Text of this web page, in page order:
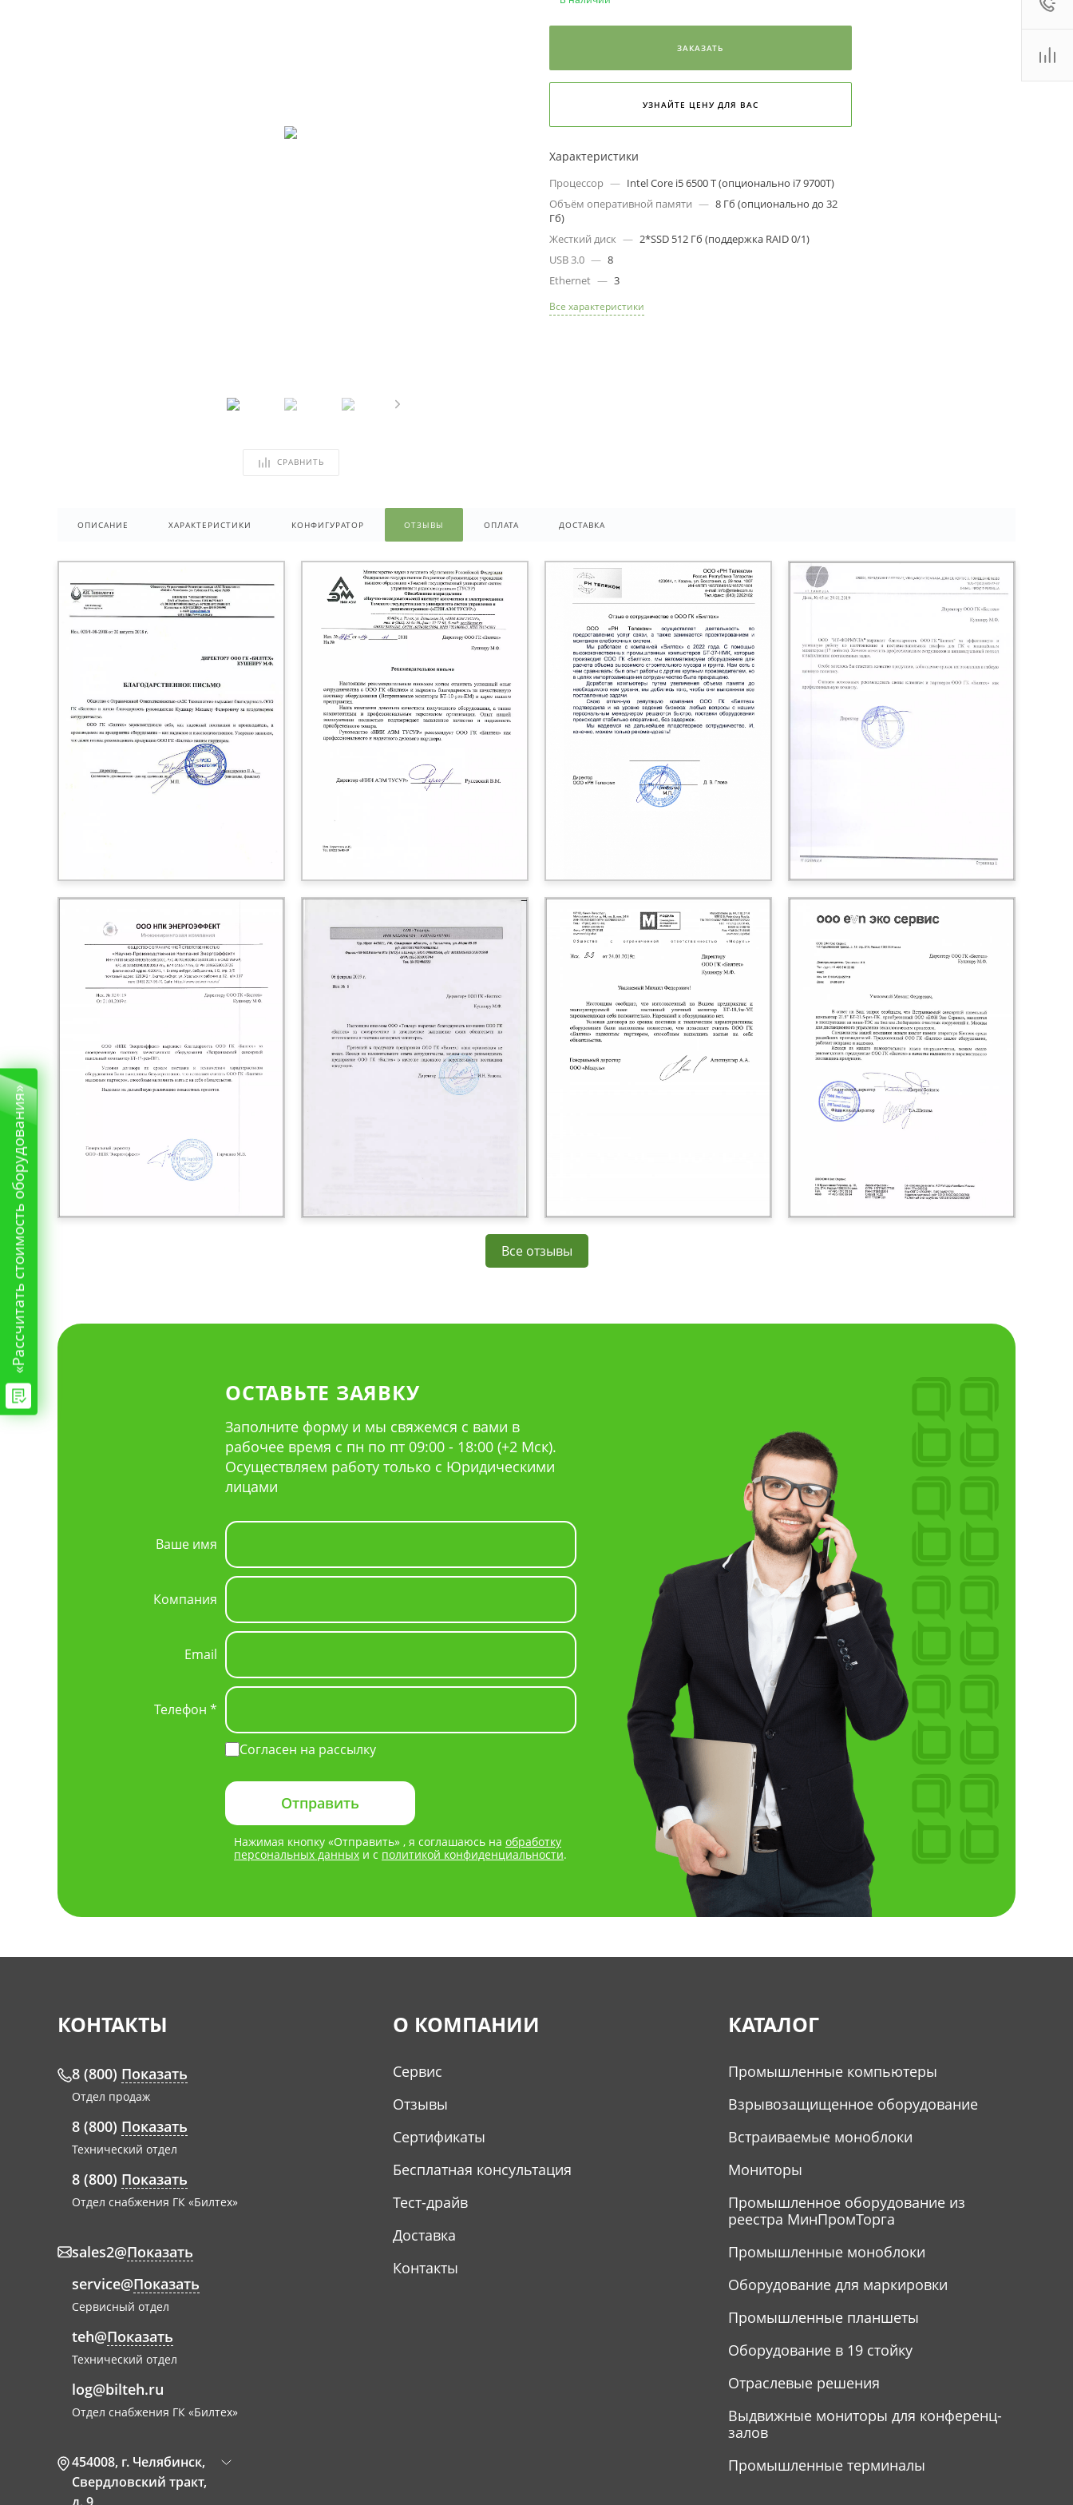
8 (800)Показать
г. Новосибирск, ул.
оф. 22
СРАВНИТЬ
ЗАКАЗАТЬ
УЗНАЙТЕ ЦЕНУ ДЛЯ ВАС
Характеристики
Процессор — Intel Core i5 6500 T (опционально i7 9700T)
Объём оперативной памяти — 8 Гб (опционально до 32
Гб)
Жесткий диск — 2*SSD 512 Гб (поддержка RAID 0/1)
USB 3.0 — 8
Ethernet — 3
Все характеристики
ОПИСАНИЕ ХАРАКТЕРИСТИКИ КОНФИГУРАТОР ОТЗЫВЫ ОПЛАТА ДОСТАВКА
Все отзывы
ОСТАВЬТЕ ЗАЯВКУ
Заполните форму и мы свяжемся с вами в
рабочее время с пн по пт 09:00 - 18:00 (+2 Мск).
Осуществляем работу только с Юридическими
лицами
Ваше имя
Компания
Email
Телефон *
Согласен на рассылку
Нажимая кнопку «Отправить» , я соглашаюсь на обработку
персональных данных и с политикой конфиденциальности.
КОНТАКТЫ
8 (800) Показать
Отдел продаж
8 (800) Показать
Технический отдел
8 (800) Показать
Отдел снабжения ГК «Билтех»
sales2@Показать
service@Показать
Сервисный отдел
teh@Показать
Технический отдел
log@bilteh.ru
Отдел снабжения ГК «Билтех»
454008, г. Челябинск,
Свердловский тракт,
О КОМПАНИИ
Сервис
Отзывы
Сертификаты
Бесплатная консультация
Тест-драйв
Доставка
Контакты
КАТАЛОГ
Промышленные компьютеры
Взрывозащищенное оборудование
Встраиваемые моноблоки
Мониторы
Промышленное оборудование из
реестра МинПромТорга
Промышленные моноблоки
Оборудование для маркировки
Промышленные планшеты
Оборудование в 19 стойку
Отраслевые решения
Выдвижные мониторы для конференц-
залов
Промышленные терминалы
«Рассчитать стоимость оборудования»